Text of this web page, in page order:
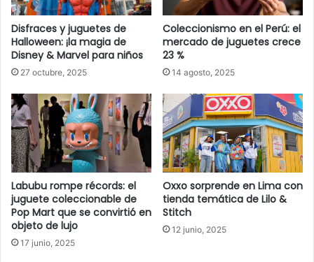
Disfraces y juguetes de
Halloween: ¡la magia de
Disney & Marvel para niños
27 octubre, 2025
Coleccionismo en el Perú: el
mercado de juguetes crece
23 %
14 agosto, 2025
Labubu rompe récords: el
juguete coleccionable de
Pop Mart que se convirtió en
objeto de lujo
17 junio, 2025
Oxxo sorprende en Lima con
tienda temática de Lilo &
Stitch
12 junio, 2025